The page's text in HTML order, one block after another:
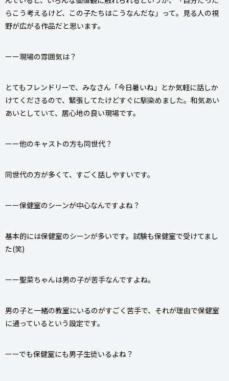
らこう考えるけど、この子たちはこうなんだな」って。見る人の視
野が広がる作品だと思います。
ーー現場の雰囲気は？
とてもフレンドリーで、みなさん「今日暑いね」とか気軽に話しか
けてくださるので、緊張してたけどすぐに馴染めました。和気あい
あいとしていて、居心地の良い現場です。
ーー他のキャストの方も同世代？
同世代の方が多くて、すごく話しやすいです。
ーー保健室のシーンが中心なんですよね？
基本的には保健室のシーンが多いです。試験も保健室で受けてまし
た(笑)
ーー聖菜ちゃんは男の子が苦手なんですよね。
男の子と一緒の教室にいるのがすごく苦手で、それが理由で保健室
に通っているという設定です。
ーーでも保健室にも男子生徒いるよね？